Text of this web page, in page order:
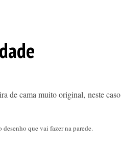
de cama muito original, neste caso
que vai fazer na parede.